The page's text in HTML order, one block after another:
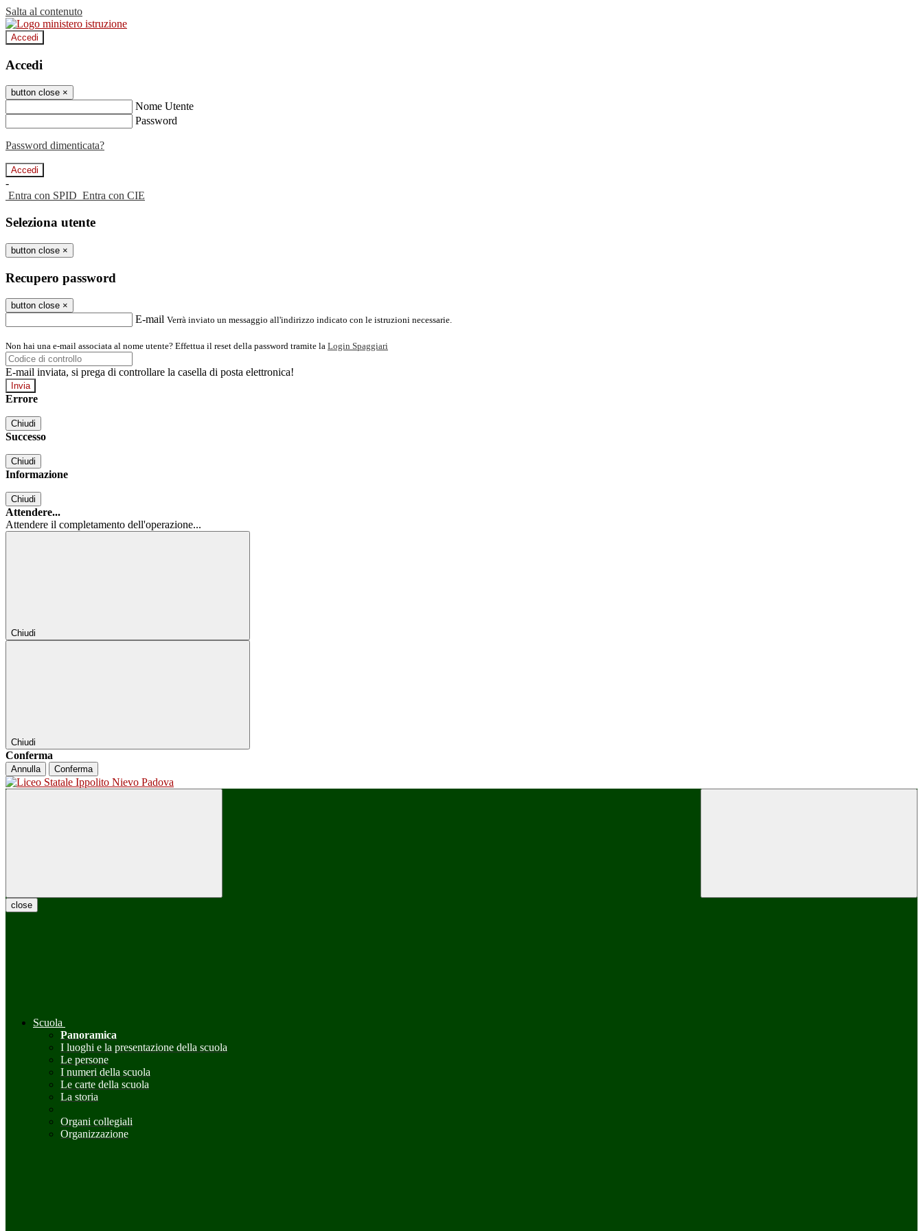
Salta al contenuto
Accedi
Accedi
button close ×
Nome Utente
Password
Password dimenticata?
-
Entra con SPID Entra con CIE
Seleziona utente
button close ×
Recupero password
button close ×
E-mail Verrà inviato un messaggio all'indirizzo indicato con le istruzioni necessarie.
Non hai una e-mail associata al nome utente? Effettua il reset della password tramite la Login Spaggiari
E-mail inviata, si prega di controllare la casella di posta elettronica!
Errore
Chiudi
Successo
Chiudi
Informazione
Chiudi
Attendere...
Attendere il completamento dell'operazione...
Chiudi
Chiudi
Conferma
Annulla Conferma
close
Scuola
Panoramica
I luoghi e la presentazione della scuola
Le persone
I numeri della scuola
Le carte della scuola
La storia
Organi collegiali
Organizzazione